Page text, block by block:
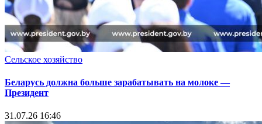
Сельское хозяйство
Беларусь должна больше зарабатывать на молоке —
Президент
31.07.26 16:46